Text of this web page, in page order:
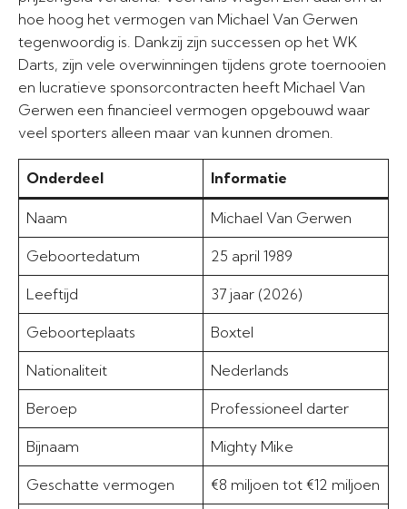
hoe hoog het vermogen van Michael Van Gerwen
tegenwoordig is. Dankzij zijn successen op het WK
Darts, zijn vele overwinningen tijdens grote toernooien
en lucratieve sponsorcontracten heeft Michael Van
Gerwen een financieel vermogen opgebouwd waar
veel sporters alleen maar van kunnen dromen.
Onderdeel Informatie
Naam Michael Van Gerwen
Geboortedatum 25 april 1989
Leeftijd 37 jaar (2026)
Geboorteplaats Boxtel
Nationaliteit Nederlands
Beroep Professioneel darter
Bijnaam Mighty Mike
Geschatte vermogen €8 miljoen tot €12 miljoen